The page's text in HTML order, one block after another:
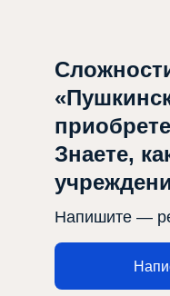
Знаете,
Напишите —